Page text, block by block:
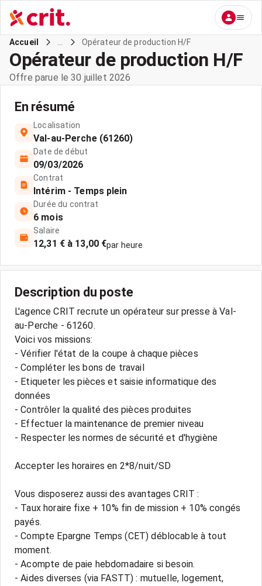
Accueil Opérateur de production H/F
Opérateur de production H/F
Offre parue le 30 juillet 2026
En résumé
Localisation
Val-au-Perche (61260)
Date de début
09/03/2026
Contrat
Intérim - Temps plein
Durée du contrat
6 mois
Salaire
12,31 € à 13,00 €par heure
Description du poste
L'agence CRIT recrute un opérateur sur presse à Val-
au-Perche - 61260.
Voici vos missions:
- Vérifier l'état de la coupe à chaque pièces
- Compléter les bons de travail
- Etiqueter les pièces et saisie informatique des
données
- Contrôler la qualité des pièces produites
- Effectuer la maintenance de premier niveau
- Respecter les normes de sécurité et d'hygiène
Accepter les horaires en 2*8/nuit/SD
Vous disposerez aussi des avantages CRIT :
- Taux horaire fixe + 10% fin de mission + 10% congés
payés.
- Compte Epargne Temps (CET) déblocable à tout
moment.
- Acompte de paie hebdomadaire si besoin.
- Aides diverses (via FASTT) : mutuelle, logement,